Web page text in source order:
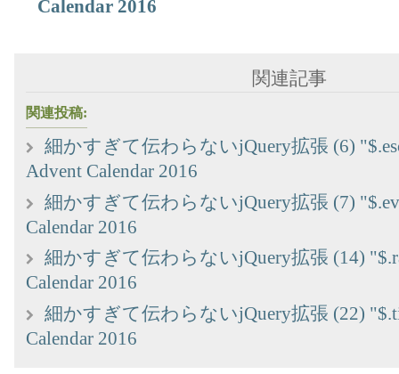
Calendar 2016
関連記事
関連投稿:
細かすぎて伝わらないjQuery拡張 (6)
Advent Calendar 2016
細かすぎて伝わらないjQuery拡張 (7)
Calendar 2016
細かすぎて伝わらないjQuery拡張 (14)
Calendar 2016
細かすぎて伝わらないjQuery拡張 (22)
Calendar 2016